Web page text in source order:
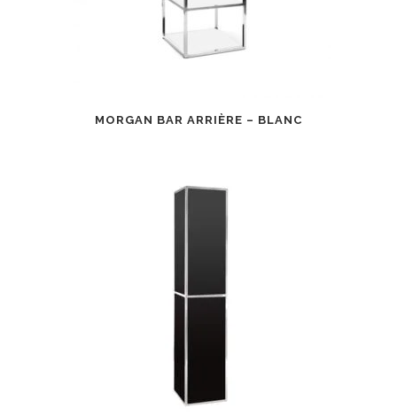
MORGAN BAR ARRIÈRE – BLANC